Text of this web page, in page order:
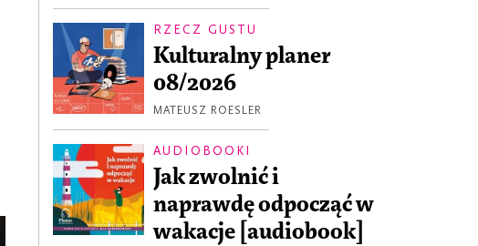
RZECZ GUSTU
Kulturalny planer
08/2026
MATEUSZ ROESLER
AUDIOBOOKI
Jak zwolnić i
naprawdę odpocząć w
wakacje [audiobook]